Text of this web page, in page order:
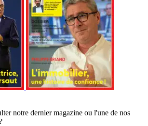
notre dernier magazine ou l'une de nos